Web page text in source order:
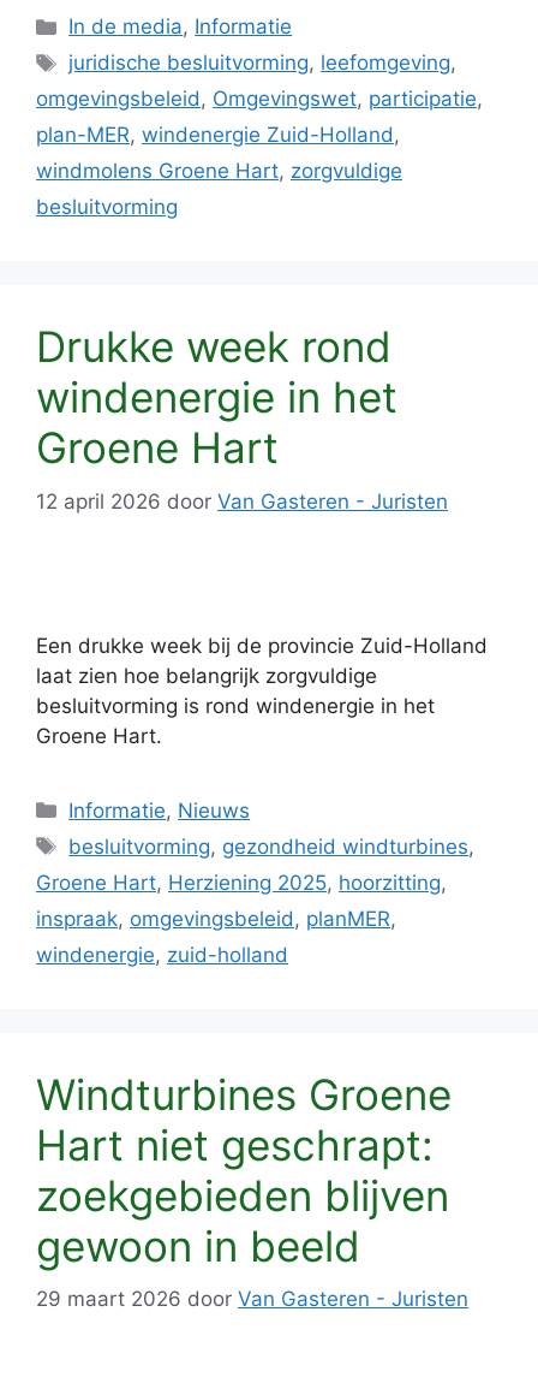
Categorieën
In de media, Informatie
Tags
juridische besluitvorming, leefomgeving,
omgevingsbeleid, Omgevingswet, participatie,
plan-MER, windenergie Zuid-Holland,
windmolens Groene Hart, zorgvuldige
besluitvorming
Drukke week rond
windenergie in het
Groene Hart
12 april 2026 door Van Gasteren - Juristen
Een drukke week bij de provincie Zuid-Holland
laat zien hoe belangrijk zorgvuldige
besluitvorming is rond windenergie in het
Groene Hart.
Categorieën
Informatie, Nieuws
Tags
besluitvorming, gezondheid windturbines,
Groene Hart, Herziening 2025, hoorzitting,
inspraak, omgevingsbeleid , planMER,
windenergie, zuid-holland
Windturbines Groene
Hart niet geschrapt:
zoekgebieden blijven
gewoon in beeld
29 maart 2026 door Van Gasteren - Juristen